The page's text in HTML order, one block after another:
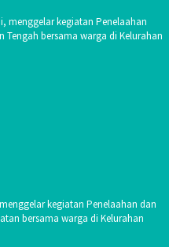
menggelar kegiatan Penelaahan
Tengah bersama warga di Kelurahan
kegiatan Penelaahan dan
bersama warga di Kelurahan